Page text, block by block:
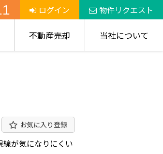
ログイン 物件リクエスト
不動産売却 当社について
お気に入り登録
が気になりにくい